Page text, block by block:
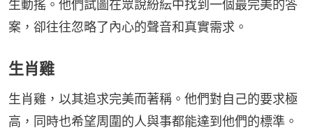
生動搖。他們試圖在眾說紛紜中找到一個最完美的答
案，卻往往忽略了內心的聲音和真實需求。
生肖雞
生肖雞，以其追求完美而著稱。他們對自己的要求極
高，同時也希望周圍的人與事都能達到他們的標準。